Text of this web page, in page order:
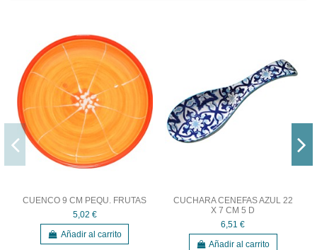
CUENCO 9 CM PEQU. FRUTAS
5,02 €
Añadir al carrito
CUCHARA CENEFAS AZUL 22
X 7 CM 5 D
6,51 €
Añadir al carrito